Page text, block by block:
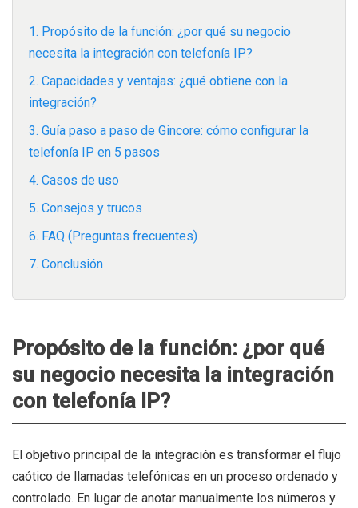
1. Propósito de la función: ¿por qué su negocio
necesita la integración con telefonía IP?
2. Capacidades y ventajas: ¿qué obtiene con la
integración?
3. Guía paso a paso de Gincore: cómo configurar la
telefonía IP en 5 pasos
4. Casos de uso
5. Consejos y trucos
6. FAQ (Preguntas frecuentes)
7. Conclusión
Propósito de la función: ¿por qué
su negocio necesita la integración
con telefonía IP?
El objetivo principal de la integración es transformar el flujo
caótico de llamadas telefónicas en un proceso ordenado y
controlado. En lugar de anotar manualmente los números y